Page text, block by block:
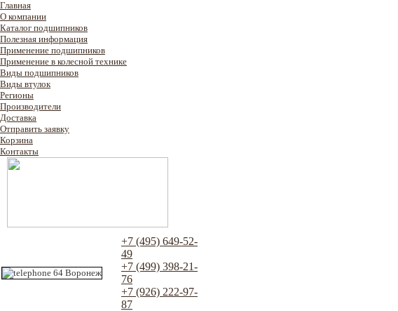
Главная
О компании
Каталог подшипников
Полезная информация
Применение подшипников
Применение в колесной технике
Виды подшипников
Виды втулок
Регионы
Производители
Доставка
Отправить заявку
Корзина
Контакты
+7 (495) 649-52-
49
+7 (499) 398-21-
76
+7 (926) 222-97-
87